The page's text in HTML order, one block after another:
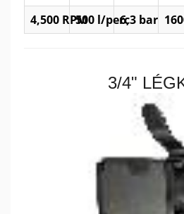
4,500 RPM500 l/perc6,3 bar
3/4"